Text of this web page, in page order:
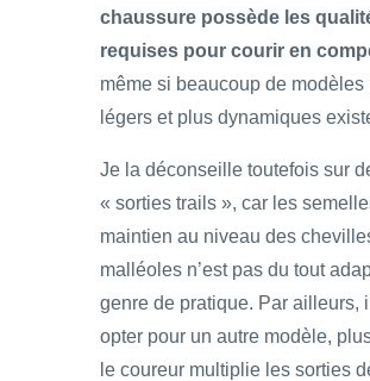
chaussure possède les
requises pour courir en
même si beaucoup de modèles
légers et plus dynamiques
Je la déconseille toutefois sur
« sorties trails », car les
maintien au niveau des
malléoles n’est pas du tout
genre de pratique. Par ailleurs,
opter pour un autre modèle,
le coureur multiplie les sorties